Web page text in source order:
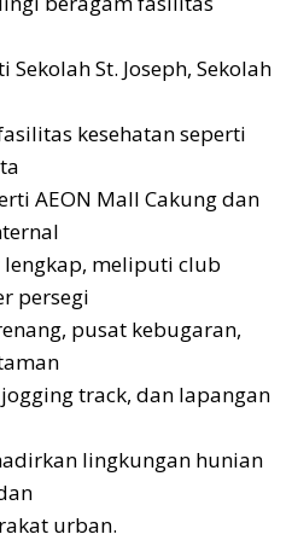
St. Joseph, Sekolah
kesehatan seperti
AEON Mall Cakung dan
meliputi club
persegi
pusat kebugaran,
track, dan lapangan
lingkungan hunian
urban.